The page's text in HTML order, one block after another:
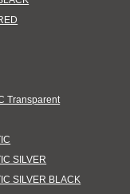
Transparent
SILVER
SILVER BLACK